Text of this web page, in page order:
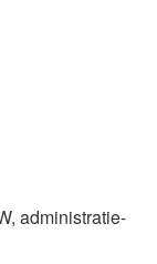
administratie-